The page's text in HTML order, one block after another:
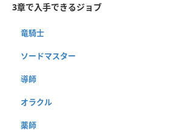
3章で入手できるジョブ
竜騎士
ソードマスター
導師
オラクル
薬師